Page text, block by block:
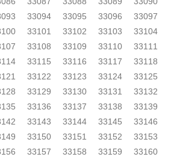
33094 33095 33096
33097
33101 33102 33103
33104
33108 33109 33110
33111
33115 33116 33117
33118
33122 33123 33124
33125
33129 33130 33131
33132
33136 33137 33138
33139
33143 33144 33145
33146
33150 33151 33152
33153
33157 33158 33159
33160